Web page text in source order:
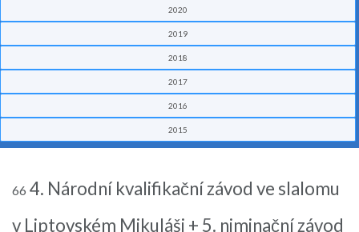
2020
2019
2018
2017
2016
2015
66 4. Národní kvalifikační závod ve slalomu
v Liptovském Mikuláši + 5. niminační závod